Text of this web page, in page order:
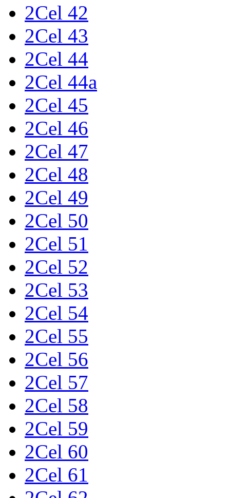
2Cel 42
2Cel 43
2Cel 44
2Cel 44a
2Cel 45
2Cel 46
2Cel 47
2Cel 48
2Cel 49
2Cel 50
2Cel 51
2Cel 52
2Cel 53
2Cel 54
2Cel 55
2Cel 56
2Cel 57
2Cel 58
2Cel 59
2Cel 60
2Cel 61